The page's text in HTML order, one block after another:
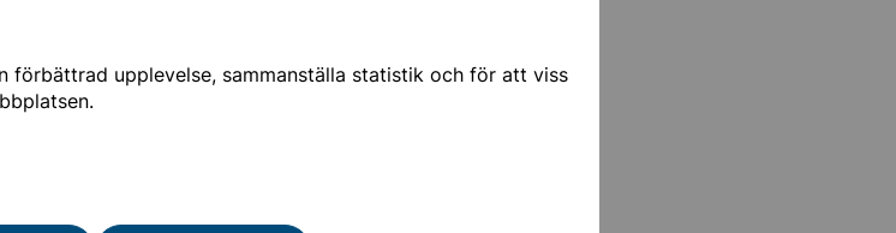
förbättrad upplevelse, sammanställa statistik och för att viss
inkomst. Max 616 kronor per månad.